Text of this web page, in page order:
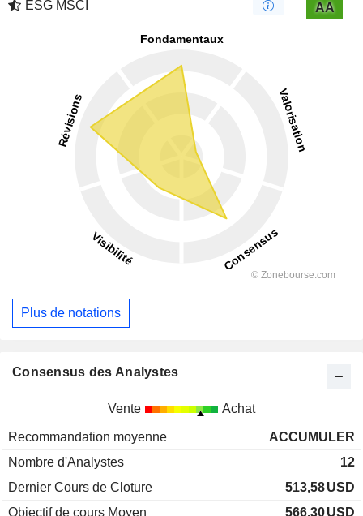
ESG MSCI
AA
Plus de notations
Consensus des Analystes
Vente Achat
Recommandation moyenne
ACCUMULER
Nombre d'Analystes
12
Dernier Cours de Cloture
513,58USD
Objectif de cours Moyen
566,30USD